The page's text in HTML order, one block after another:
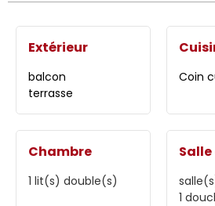
Extérieur
balcon
terrasse
Coin
Chambre
1 lit(s) double(s)
1